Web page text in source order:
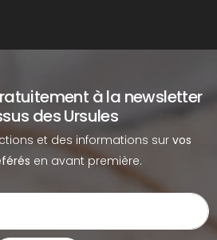
à la newsletter
des Ursules
et des informations sur vos
en avant première.